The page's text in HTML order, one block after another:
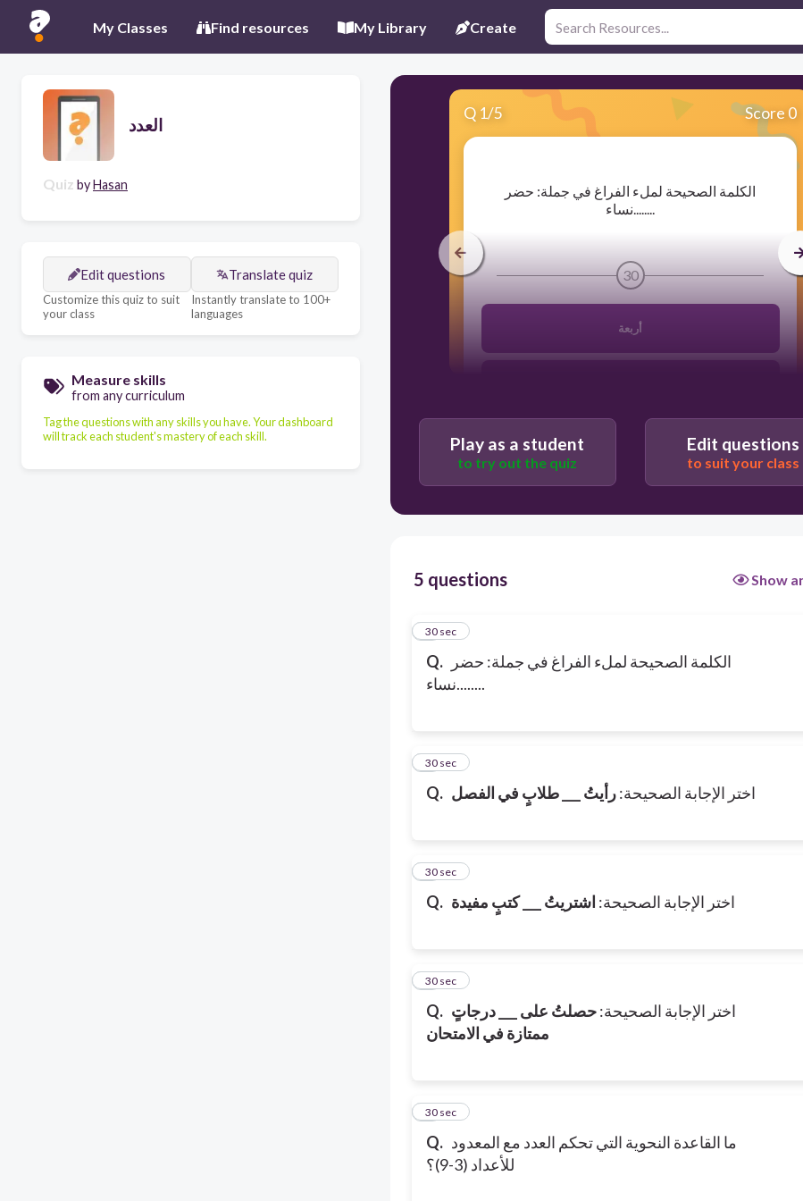
My Classes Find resources My Library Create
العدد
Quiz byHasan
Edit questions
Customize this quiz to suit
your class
Translate quiz
Instantly translate to 100+
languages
Measure skills
from any curriculum
Tag the questions with any skills you have. Your dashboard
will track each student's mastery of each skill.
Q 1/5 Score 0
​الكلمة الصحيحة لملء الفراغ في جملة: حضر
........نساء
30
أربعة
Play as a student
to try out the quiz
Edit questions
to suit your class
5 questions Show
Q.
الكلمة الصحيحة لملء الفراغ في جملة: حضر
........نساء
1
30 sec
Q. اختر الإجابة الصحيحة:رأيتُ ___ طلابٍ في الفصل
2
30 sec
Q. اختر الإجابة الصحيحة: اشتريتُ ___ كتبٍ مفيدة
3
30 sec
Q. اختر الإجابة الصحيحة:حصلتُ على ___ درجاتٍ
ممتازة في الامتحان
4
30 sec
Q. ما القاعدة النحوية التي تحكم العدد مع المعدود
للأعداد (3-9)؟
5
30 sec